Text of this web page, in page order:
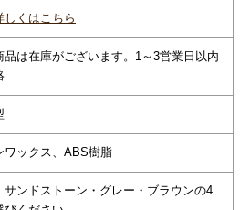
しくはこちら
品は在庫がございます。1～3営業日以内
ワックス、ABS樹脂
サンドストーン・グレー・ブラウンの4